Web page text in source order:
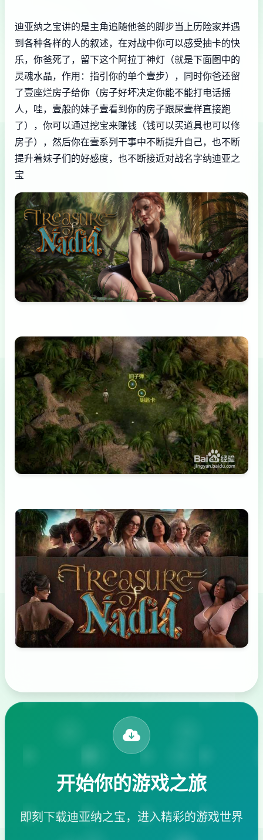
迪亚纳之宝讲的是主角追随他爸的脚步当上历险家并遇
到各种各样的人的叙述，在对战中你可以感受抽卡的快
乐，你爸死了，留下这个阿拉丁神灯（就是下面图中的
灵魂水晶，作用：指引你的单个壹步），同时你爸还留
了壹座烂房子给你（房子好坏决定你能不能打电话摇
人，哇，壹般的妹子壹看到你的房子跟屎壹样直接跑
了），你可以通过挖宝来赚钱（钱可以买道具也可以修
房子），然后你在壹系列干事中不断提升自己，也不断
提升着妹子们的好感度，也不断接近对战名字纳迪亚之
宝
开始你的游戏之旅
即刻下载迪亚纳之宝，进入精彩的游戏世界